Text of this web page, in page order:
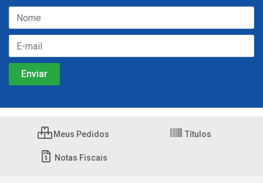
Meus Pedidos Títulos
Notas Fiscais